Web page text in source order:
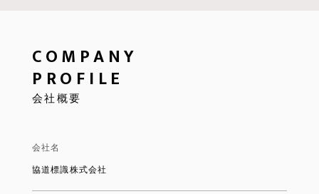
COMPANY
PROFILE
会社概要
会社名
協道標識株式会社